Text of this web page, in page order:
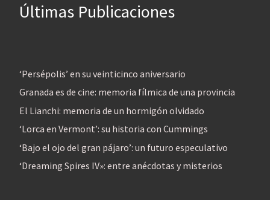
Últimas Publicaciones
‘Persépolis’ en su veinticinco aniversario
Granada es de cine: memoria fílmica de una provincia
El Lianchi: memoria de un hormigón olvidado
‘Lorca en Vermont’: su historia con Cummings
‘Bajo el ojo del gran pájaro’: un futuro especulativo
‘Dreaming Spires IV»: entre anécdotas y misterios